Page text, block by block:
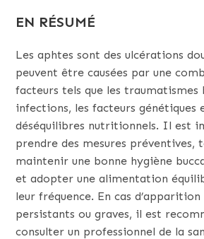
EN RÉSUMÉ
Les aphtes sont des ulcérations
peuvent être causées par une
facteurs tels que les traumatismes
infections, les facteurs génétiques
déséquilibres nutritionnels. Il est
prendre des mesures préventives,
maintenir une bonne hygiène
et adopter une alimentation
leur fréquence. En cas d’apparition
persistants ou graves, il est
consulter un professionnel de la